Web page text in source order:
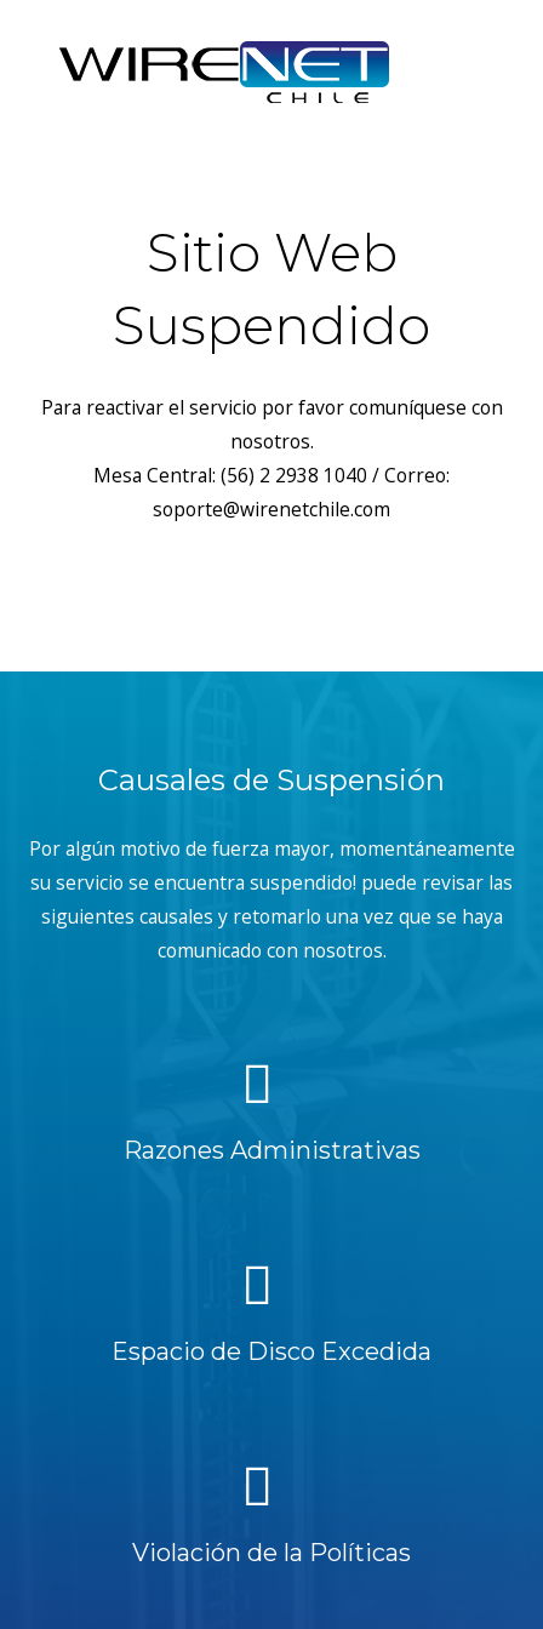
Sitio Web
Suspendido
Para reactivar el servicio por favor comuníquese con
nosotros.
Mesa Central: (56) 2 2938 1040 / Correo:
soporte@wirenetchile.com
Causales de Suspensión
Por algún motivo de fuerza mayor, momentáneamente
su servicio se encuentra suspendido! puede revisar las
siguientes causales y retomarlo una vez que se haya
comunicado con nosotros.
Razones Administrativas
Espacio de Disco Excedida
Violación de la Políticas